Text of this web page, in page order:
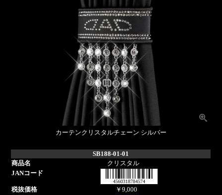
カーテンクリスタルチェーン シルバー
SB188-01-01
クリスタル
4560318784574
￥9,000